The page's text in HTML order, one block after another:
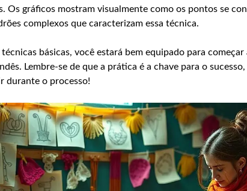
Os gráficos mostram visualmente como os pontos se
complexos que caracterizam essa técnica.
técnicas básicas, você estará bem equipado para
Lembre-se de que a prática é a chave para o
durante o processo!